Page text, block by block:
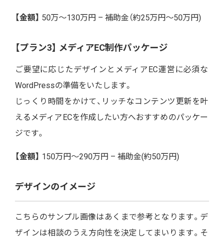
【金額】 50万～130万円 – 補助金（約25万円～50万円)
【プラン3】 メディアEC制作パッケージ
ご要望に応じたデザインとメディアEC運営に必須な
WordPressの準備をいたします。
じっくり時間をかけて、リッチなコンテンツ更新を叶
えるメディアECを作成したい方へおすすめのパッケー
ジです。
【金額】 150万円～290万円 – 補助金(約50万円)
デザインのイメージ
こちらのサンプル画像はあくまで参考となります。デ
ザインは相談のうえ方向性を決定してまいります。そ